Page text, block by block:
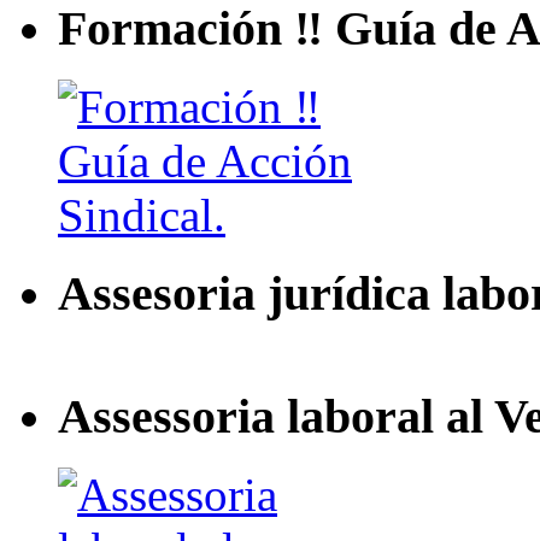
Formación ‼ Guía de
Assesoria jurídica
Assessoria laboral al